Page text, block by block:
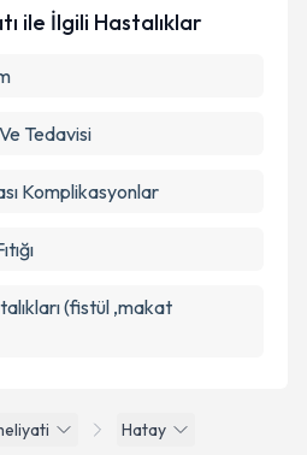
Hatay
ile İlgili Hastalıklar
Tedavisi
Komplikasyonlar
(fistül ,makat